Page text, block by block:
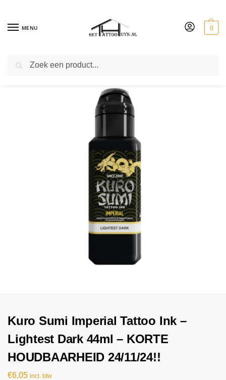
MENU 0
Kuro Sumi Imperial Tattoo Ink –
Lightest Dark 44ml – KORTE
HOUDBAARHEID 24/11/24!!
€6,05 incl. btw